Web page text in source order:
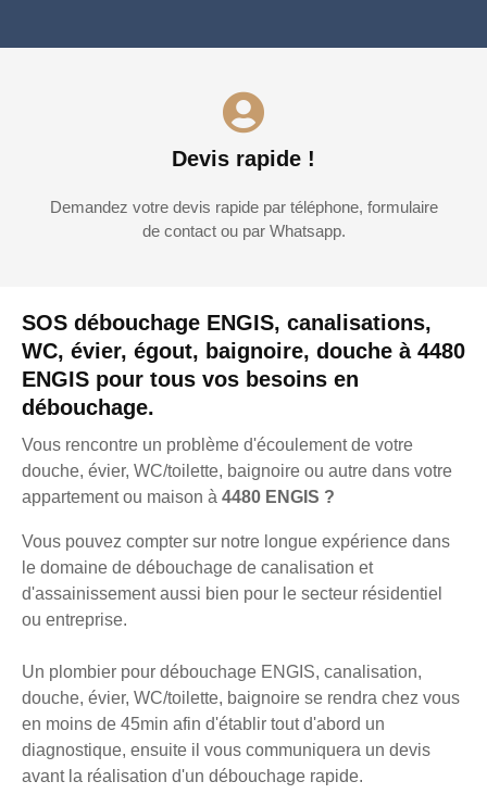
SOS débouchage ENGIS, canalisations,
WC, évier, égout, baignoire, douche à 4480
ENGIS pour tous vos besoins en
débouchage.
Vous rencontre un problème d'écoulement de votre
douche, évier, WC/toilette, baignoire ou autre dans votre
appartement ou maison à 4480 ENGIS ?
Vous pouvez compter sur notre longue expérience dans
le domaine de débouchage de canalisation et
d'assainissement aussi bien pour le secteur résidentiel
ou entreprise.
Un plombier pour débouchage ENGIS, canalisation,
douche, évier, WC/toilette, baignoire se rendra chez vous
en moins de 45min afin d'établir tout d'abord un
diagnostique, ensuite il vous communiquera un devis
avant la réalisation d'un débouchage rapide.
Devis rapide !
Demandez votre devis rapide par téléphone, formulaire
de contact ou par Whatsapp.